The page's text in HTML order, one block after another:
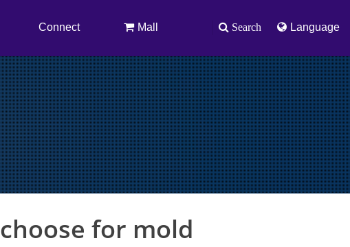
Language
Search
Connect Mall
for mold